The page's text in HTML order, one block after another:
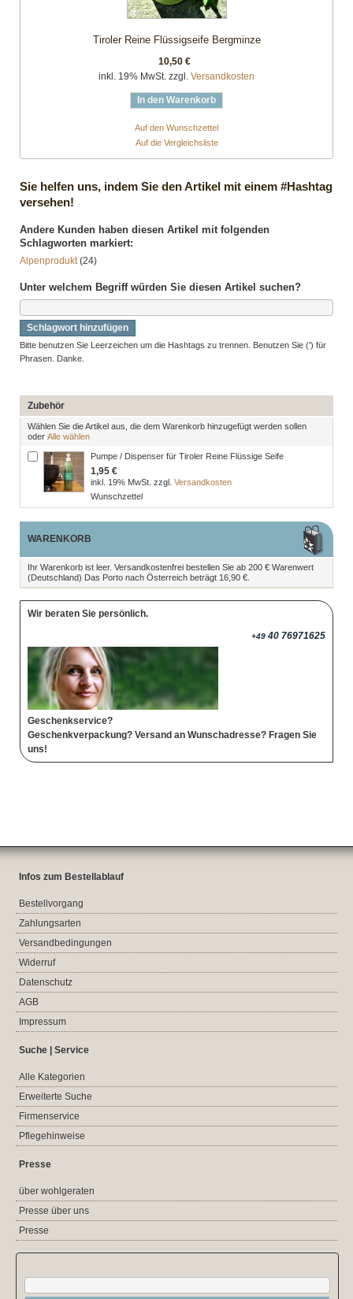
Tiroler Reine Flüssigseife Bergminze
10,50 €
inkl. 19% MwSt. zzgl. Versandkosten
In den Warenkorb
Auf den Wunschzettel
Auf die Vergleichsliste
Sie helfen uns, indem Sie den Artikel mit einem #Hashtag
versehen!
Andere Kunden haben diesen Artikel mit folgenden
Schlagworten markiert:
Alpenprodukt(24)
Unter welchem Begriff würden Sie diesen Artikel suchen?
Schlagwort hinzufügen
Bitte benutzen Sie Leerzeichen um die Hashtags zu trennen. Benutzen Sie (') für
Phrasen. Danke.
Zubehör
Wählen Sie die Artikel aus, die dem Warenkorb hinzugefügt werden sollen
oder Alle wählen
Pumpe / Dispenser für Tiroler Reine Flüssige Seife
1,95 €
inkl. 19% MwSt. zzgl. Versandkosten
Wunschzettel
WARENKORB
Ihr Warenkorb ist leer. Versandkostenfrei bestellen Sie ab 200 € Warenwert
(Deutschland) Das Porto nach Österreich beträgt 16,90 €.
Wir beraten Sie persönlich.
+49 40 76971625
Geschenkservice?
Geschenkverpackung? Versand an Wunschadresse? Fragen Sie
uns!
Infos zum Bestellablauf
Bestellvorgang
Zahlungsarten
Versandbedingungen
Widerruf
Datenschutz
AGB
Impressum
Suche | Service
Alle Kategorien
Erweiterte Suche
Firmenservice
Pflegehinweise
Presse
über wohlgeraten
Presse über uns
Presse